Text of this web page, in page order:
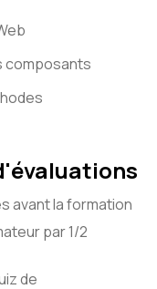
composants
avant la formation
par 1/2
de